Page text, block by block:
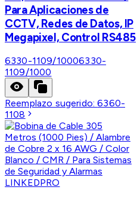
Para Aplicaciones de
CCTV, Redes de Datos, IP
Megapixel, Control RS485
6330-1109/10006330-
1109/1000
Reemplazo sugerido:6360-
1108
LINKEDPRO